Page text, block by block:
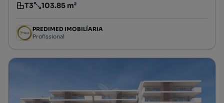
Tipologia
T3
Preço por metro quadrado
103.85 m²
PREDIMED IMOBILÍARIA
Profissional